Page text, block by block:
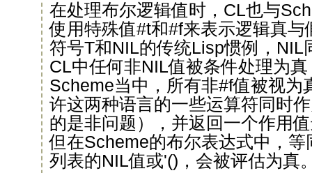
在处理布尔逻辑值时，CL也与
使用特殊值#t和#f来表示逻辑真
符号T和NIL的传统Lisp惯例，NIL
CL中任何非NIL值被条件处理为
Scheme当中，所有非#f值被视为
许这两种语言的一些运算符同时
的是非问题），并返回一个作用
但在Scheme的布尔表达式中，
列表的NIL值或'()，会被评估为真